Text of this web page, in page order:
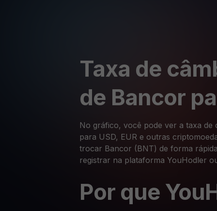
Taxa de
de Bancor
No gráfico, você pode ver a taxa de
para USD, EUR e outras
trocar Bancor (BNT) de forma
registrar na plataforma YouHodler
Por que